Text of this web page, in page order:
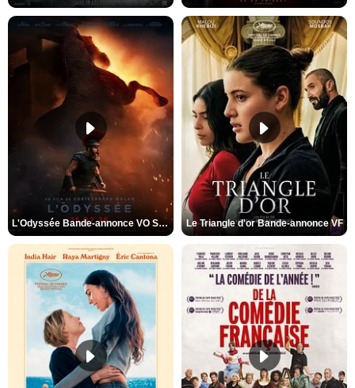
L'Odyssée Bande-annonce VO STFR Le Triangle d'or Bande-annonce VF